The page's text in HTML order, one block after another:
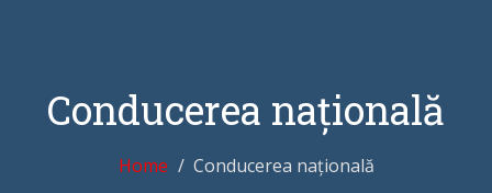
Conducerea națională
Home Conducerea națională